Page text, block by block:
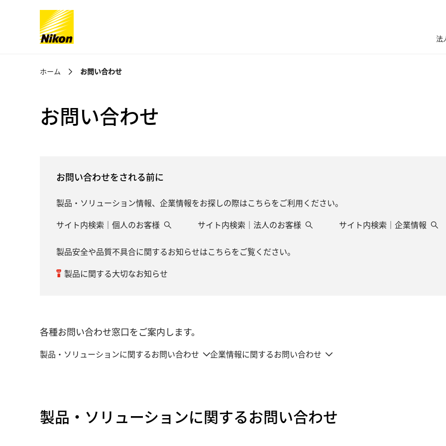
法
ホーム お問い合わせ
お問い合わせ
お問い合わせをされる前に
製品・ソリューション情報、企業情報をお探しの際はこちらをご利用ください。
サイト内検索｜個人のお客様
サイト内検索｜法人のお客様 サイト内検索｜企業情報
製品安全や品質不具合に関するお知らせはこちらをご覧ください。
製品に関する大切なお知らせ
各種お問い合わせ窓口をご案内します。
製品・ソリューションに関するお問い合わせ 企業情報に関するお問い合わせ
製品・ソリューションに関するお問い合わせ